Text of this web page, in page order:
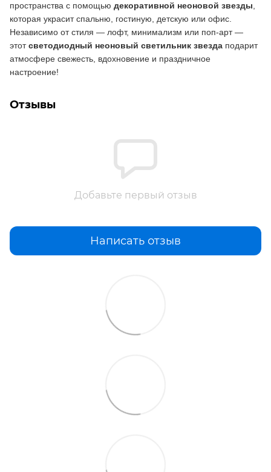
пространства с помощью декоративной неоновой звезды,
которая украсит спальню, гостиную, детскую или офис.
Независимо от стиля — лофт, минимализм или поп-арт —
этотсветодиодный неоновый светильник звезда подарит
атмосфере свежесть, вдохновение и праздничное
настроение!
Отзывы
Добавьте первый отзыв
Написать отзыв